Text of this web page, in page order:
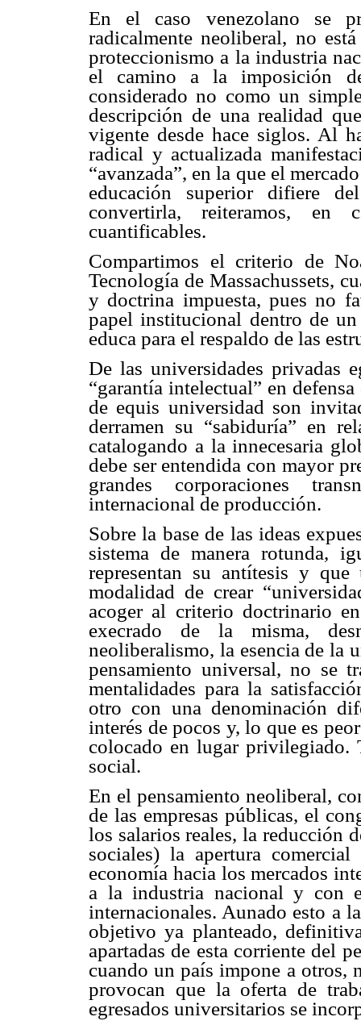
En el caso venezolano se
radicalmente neoliberal, no
proteccionismo a la industria
el camino a la imposición
considerado no como un
descripción de una realidad
vigente desde hace siglos. Al
radical y actualizada
“avanzada”, en la que el
educación superior difiere
convertirla, reiteramos, en
cuantificables.
Compartimos el criterio de
Tecnología de Massachussets,
y doctrina impuesta, pues no
papel institucional dentro de
educa para el respaldo de las
De las universidades privadas
“garantía intelectual” en
de equis universidad son
derramen su “sabiduría” en
catalogando a la innecesaria
debe ser entendida con mayor
grandes corporaciones
internacional de producción.
Sobre la base de las ideas
sistema de manera rotunda,
representan su antítesis y
modalidad de crear
acoger al criterio doctrinario
execrado de la misma,
neoliberalismo, la esencia de la
pensamiento universal, no se
mentalidades para la
otro con una denominación
interés de pocos y, lo que es
colocado en lugar privilegiado.
social.
En el pensamiento neoliberal,
de las empresas públicas, el
los salarios reales, la reducción
sociales) la apertura
economía hacia los mercados
a la industria nacional y con
internacionales. Aunado esto a
objetivo ya planteado,
apartadas de esta corriente del
cuando un país impone a otros,
provocan que la oferta de
egresados universitarios se